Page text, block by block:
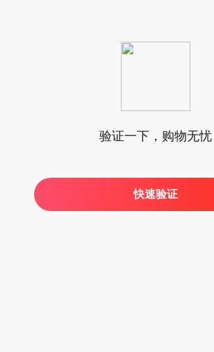
验证一下，购物无忧
快速验证